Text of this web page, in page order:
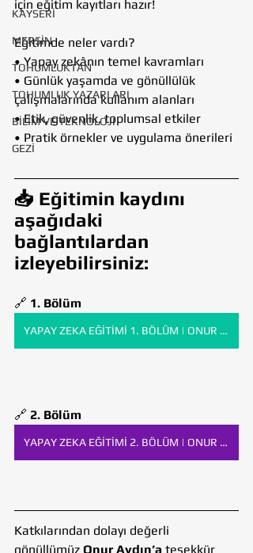
KAYSERİ
MERSİN
TOHUMLUKTAN
TOHUMLUK YAZARLARI
BİLİM VE TEKNOLOJİ
GEZİ
için eğitim kayıtları hazır!
Eğitimde neler vardı?
• Yapay zekânın temel kavramları
• Günlük yaşamda ve gönüllülük
çalışmalarında kullanım alanları
• Etik, güvenlik, toplumsal etkiler
• Pratik örnekler ve uygulama önerileri
📥 Eğitimin kaydını
aşağıdaki
bağlantılardan
izleyebilirsiniz:
🔗 1. Bölüm
YAPAY ZEKA EĞİTİMİ 1. BÖLÜM | ONUR AYDIN | 12.06.2025
🔗 2. Bölüm
YAPAY ZEKA EĞİTİMİ 2. BÖLÜM | ONUR AYDIN | 19.06.2025
Katkılarından dolayı değerli
gönüllümüz Onur Aydın’a teşekkür